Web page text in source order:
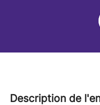
Description de